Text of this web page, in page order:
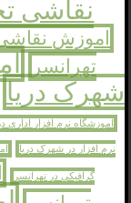
نقاشی
اموزش
تهرانسر
شهرک دریا
اموزشگاه نرم افزار اداری
نرم افزار در شهرک دریا
گرافیکی در تهرانسر